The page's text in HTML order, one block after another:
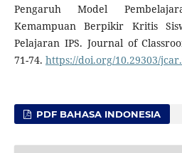
Pengaruh Model
Kemampuan Berpikir Kritis
Pelajaran IPS. Journal of
71-74. https://doi.org/10.29303/
PDF BAHASA INDONESIA